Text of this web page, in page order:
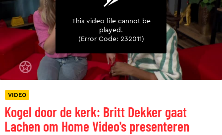
VIDEO
Kogel door de kerk: Britt Dekker gaat
Lachen om Home Video's presenteren